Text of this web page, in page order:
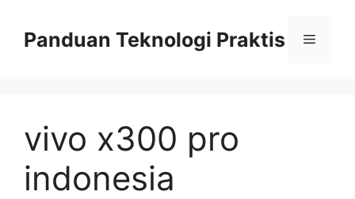
contentPanduan Teknologi Praktis Menu
vivo x300 pro
indonesia